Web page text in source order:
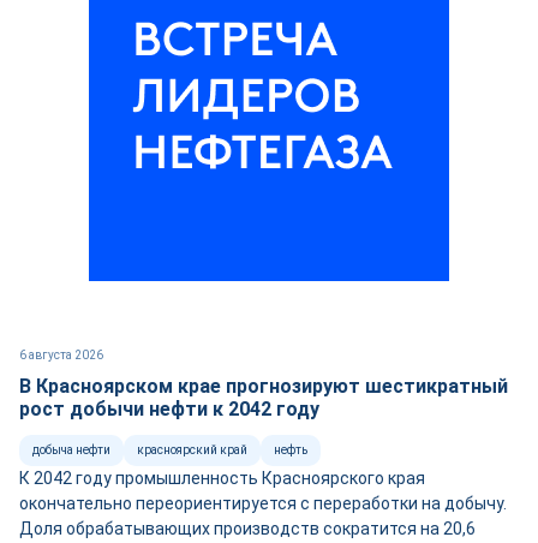
6 августа 2026
В Красноярском крае прогнозируют шестикратный
рост добычи нефти к 2042 году
добыча нефти красноярский край нефть
К 2042 году промышленность Красноярского края
окончательно переориентируется с переработки на добычу.
Доля обрабатывающих производств сократится на 20,6